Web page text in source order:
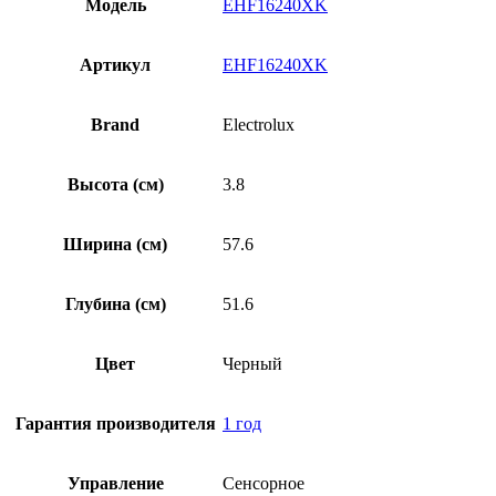
Модель EHF16240XK
Артикул EHF16240XK
Brand Electrolux
Высота (см) 3.8
Ширина (см) 57.6
Глубина (см) 51.6
Цвет Черный
Гарантия производителя 1 год
Управление Сенсорное